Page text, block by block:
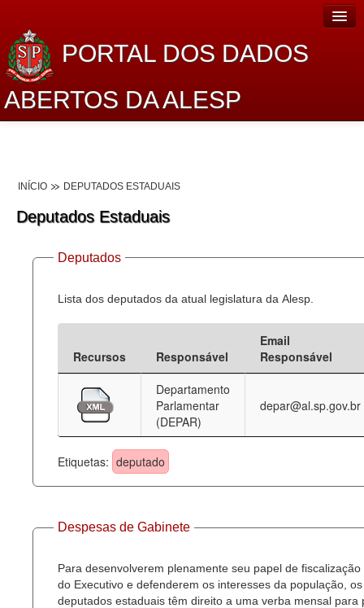
PORTAL DOS DADOS
ABERTOS DA ALESP
Lei de Acesso à Informação
Dados Governamentais Abertos
Planejamento
Catálogo de dados
Processo Legislativo
Deputados Estaduais
Administração
Legislação
Agenda
Perguntas frequentes
INÍCIO DEPUTADOS ESTADUAIS
Deputados Estaduais
Deputados
Lista dos deputados da atual legislatura da Alesp.
Recursos Responsável
Email
Responsável
Departamento
Parlamentar
(DEPAR)
depar@al.sp.gov.br
Etiquetas: deputado
Despesas de Gabinete
Para desenvolverem plenamente seu papel de fiscalização
do Executivo e defenderem os interesses da população, os
deputados estaduais têm direito a uma verba mensal para